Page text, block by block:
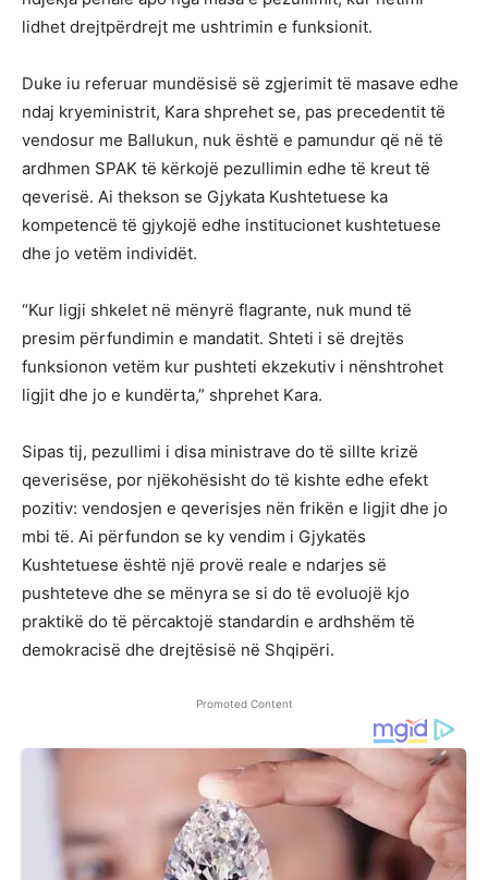
lidhet drejtpërdrejt me ushtrimin e funksionit.
Duke iu referuar mundësisë së zgjerimit të masave edhe
ndaj kryeministrit, Kara shprehet se, pas precedentit të
vendosur me Ballukun, nuk është e pamundur që në të
ardhmen SPAK të kërkojë pezullimin edhe të kreut të
qeverisë. Ai thekson se Gjykata Kushtetuese ka
kompetencë të gjykojë edhe institucionet kushtetuese
dhe jo vetëm individët.
“Kur ligji shkelet në mënyrë flagrante, nuk mund të
presim përfundimin e mandatit. Shteti i së drejtës
funksionon vetëm kur pushteti ekzekutiv i nënshtrohet
ligjit dhe jo e kundërta,” shprehet Kara.
Sipas tij, pezullimi i disa ministrave do të sillte krizë
qeverisëse, por njëkohësisht do të kishte edhe efekt
pozitiv: vendosjen e qeverisjes nën frikën e ligjit dhe jo
mbi të. Ai përfundon se ky vendim i Gjykatës
Kushtetuese është një provë reale e ndarjes së
pushteteve dhe se mënyra se si do të evoluojë kjo
praktikë do të përcaktojë standardin e ardhshëm të
demokracisë dhe drejtësisë në Shqipëri.
Promoted Content